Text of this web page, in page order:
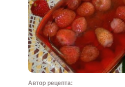
Автор рецепта: